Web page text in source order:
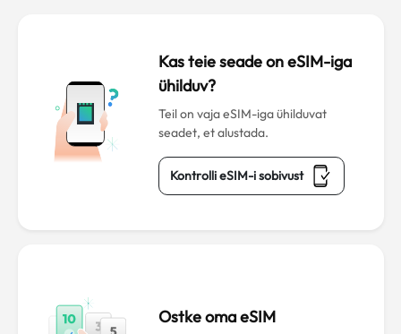
Kas teie seade on eSIM-iga
ühilduv?
Teil on vaja eSIM-iga ühilduvat
seadet, et alustada.
Kontrolli eSIM-i sobivust
Ostke oma eSIM